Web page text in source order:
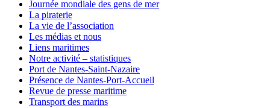
Journée mondiale des gens de mer
La piraterie
La vie de l’association
Les médias et nous
Liens maritimes
Notre activité – statistiques
Port de Nantes-Saint-Nazaire
Présence de Nantes-Port-Accueil
Revue de presse maritime
Transport des marins